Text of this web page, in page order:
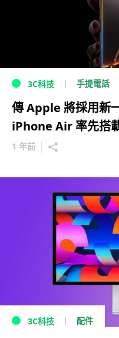
3C科技 手提電話
傳 Apple 將採用新
iPhone Air 率先搭
1 年前
3C科技 配件